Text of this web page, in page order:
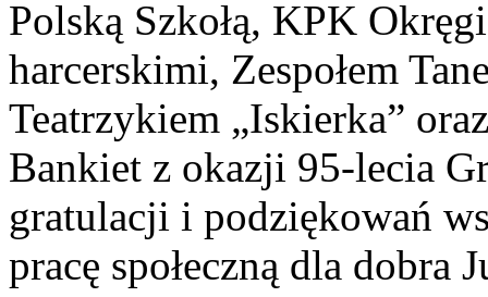
Polską Szkołą, KPK
harcerskimi, Zespołem
Teatrzykiem „Iskierka”
Bankiet z okazji 95-lecia
gratulacji i podziękowań
pracę społeczną dla dobra